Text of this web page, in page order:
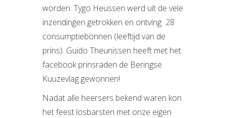
worden. Tygo Heussen werd uit de vele
inzendingen getrokken en ontving 28
consumptiebonnen (leeftijd van de
prins). Guido Theunissen heeft met het
facebook prinsraden de Beringse
Kuuzevlag gewonnen!
Nadat alle heersers bekend waren kon
het feest losbarsten met onze eigen